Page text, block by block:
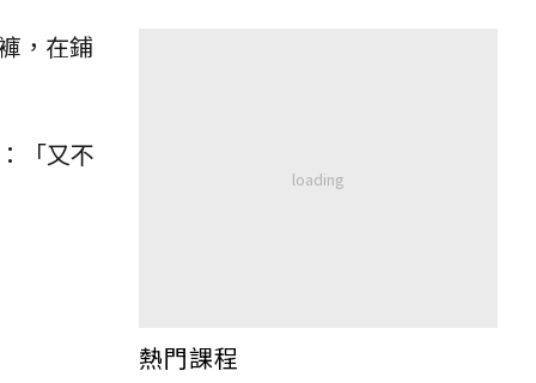
，在鋪
「又不
熱門課程